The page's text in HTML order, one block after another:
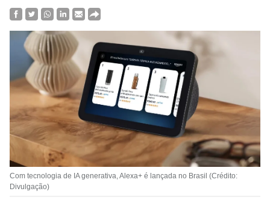
Com tecnologia de IA generativa, Alexa+ é lançada no Brasil (Crédito:
Divulgação)